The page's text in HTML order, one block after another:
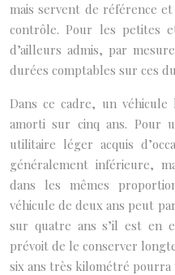
mais servent de référence
contrôle. Pour les petites
d’ailleurs admis, par
durées comptables sur ces
Dans ce cadre, un
amorti sur cinq ans. Pour
utilitaire léger acquis
généralement inférieure,
dans les mêmes
véhicule de deux ans peut
sur quatre ans s’il est en
prévoit de le conserver
six ans très kilométré pourra